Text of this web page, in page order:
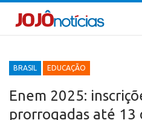
BRASIL EDUCAÇÃO
Enem 2025:
prorrogadas até 13